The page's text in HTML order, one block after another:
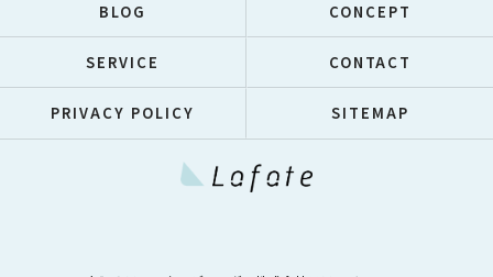
BLOG CONCEPT
SERVICE CONTACT
PRIVACY POLICY SITEMAP